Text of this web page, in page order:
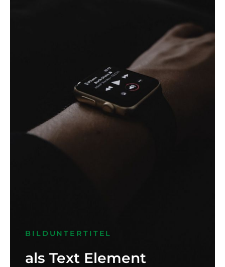
BILDUNTERTITEL
als Text Element